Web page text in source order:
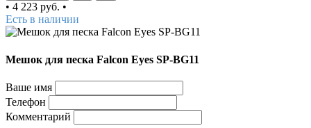
• 4 223 руб. •
Есть в наличии
Мешок для песка Falcon Eyes SP-BG11
Ваше имя
Телефон
Комментарий